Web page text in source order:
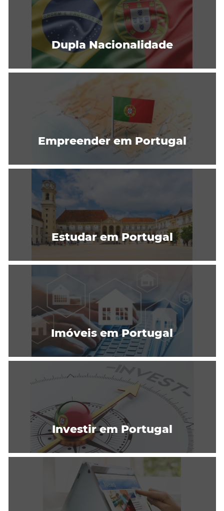
Dupla Nacionalidade
Empreender em Portugal
Estudar em Portugal
Imóveis em Portugal
Investir em Portugal